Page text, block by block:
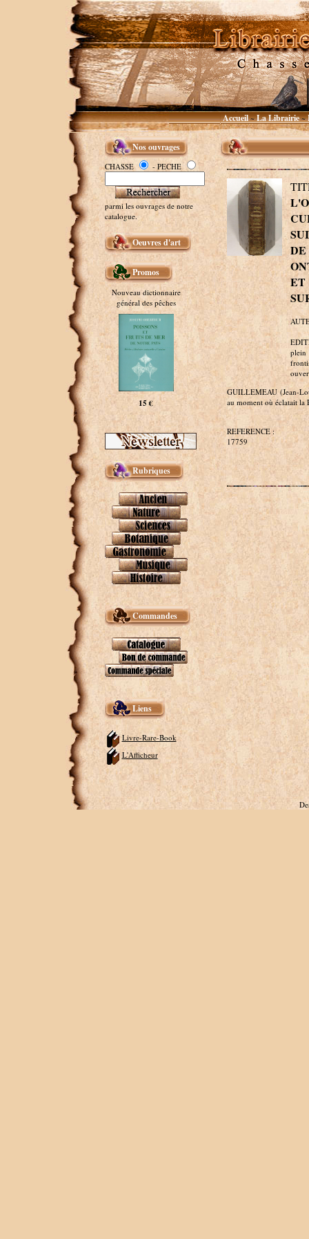
Accueil~La Librairie~
Nos ouvrages
CHASSE - PECHE
parmi les ouvrages de notre
catalogue.
Oeuvres d'art
Promos
Nouveau dictionnaire
général des pêches
15 €
Rubriques
Commandes
Liens
Livre-Rare-Book
L'Afficheur
ET
GUILLEMEAU (Jean-
au moment où éclatait
REFERENCE :
17759